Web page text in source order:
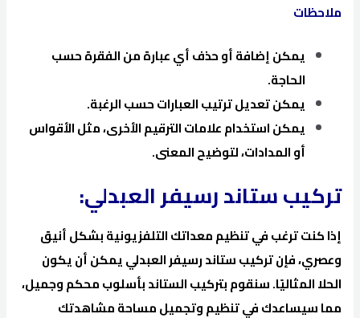
ملاحظات
يمكن إضافة أو حذف أي عبارة من الفقرة حسب
الحاجة.
يمكن تعديل ترتيب العبارات حسب الرغبة.
يمكن استخدام علامات الترقيم الأخرى، مثل الأقواس
أو المدادات، لتوضيح المعنى.
تركيب ستاند رسيفر العبدلي:
إذا كنت ترغب في تنظيم معداتك التلفزيونية بشكل أنيق
وعصري، فإن تركيب ستاند رسيفر العبدلي يمكن أن يكون
الحلا المثاليًا. سنقوم بتركيب الستاند بأسلوب محكم وجميل،
مما سيساعدك في تنظيم وتجميل مساحة مشاهدتك